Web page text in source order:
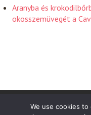
Aranyba és
okosszemüvegét a
Friss Hirek
We use cookies